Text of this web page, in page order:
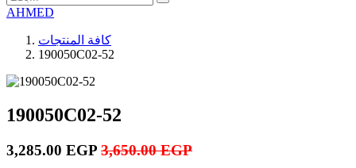
AHMED
كافة المنتجات
190050C02-52
190050C02-52
3,285.00 EGP 3,650.00EGP